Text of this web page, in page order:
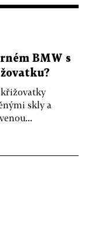
BMW s
křižovatky
skly a